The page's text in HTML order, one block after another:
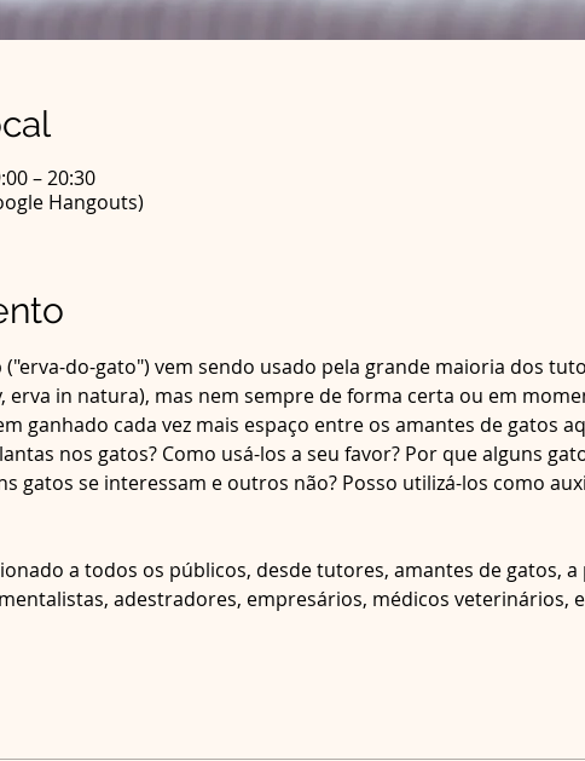
– 20:30
Hangouts)
do-gato") vem sendo usado pela grande maioria dos
erva in natura), mas nem sempre de forma certa ou em
ganhado cada vez mais espaço entre os amantes de gatos
nos gatos? Como usá-los a seu favor? Por que alguns
gatos se interessam e outros não? Posso utilizá-los como
a todos os públicos, desde tutores, amantes de gatos,
adestradores, empresários, médicos veterinários,